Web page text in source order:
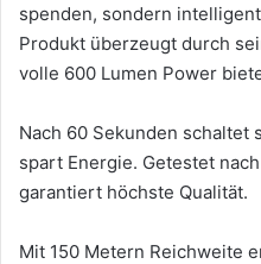
spenden, sondern
Produkt überzeugt durch
volle 600 Lumen Power
Nach 60 Sekunden schaltet
spart Energie. Getestet
garantiert höchste Qualität.
Mit 150 Metern Reichweite